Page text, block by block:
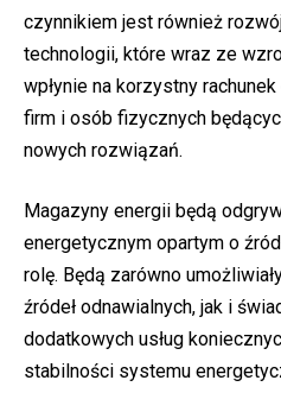
czynnikiem jest również
technologii, które wraz ze
wpłynie na korzystny
firm i osób fizycznych
nowych rozwiązań.
Magazyny energii będą
energetycznym opartym o
rolę. Będą zarówno
źródeł odnawialnych, jak i
dodatkowych usług
stabilności systemu